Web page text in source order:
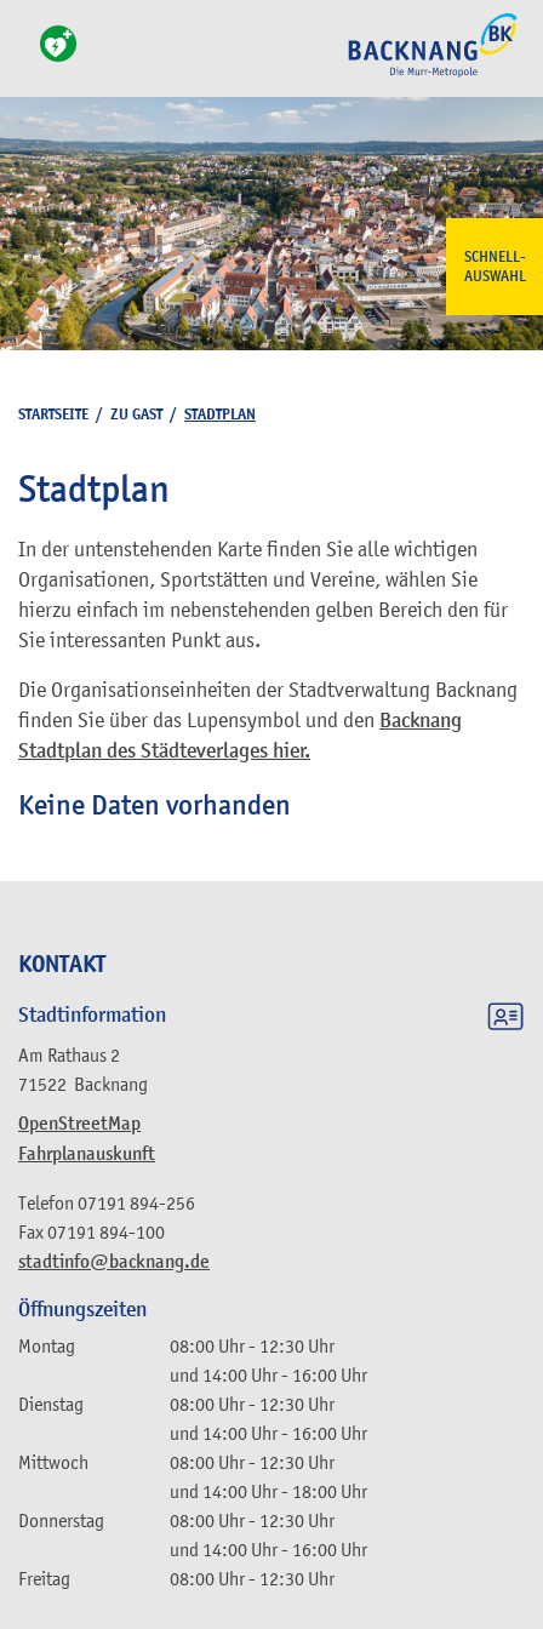
SCHNELL-
AUSWAHL
KONTAKT
Stadtinformation
Am Rathaus 2
71522 Backnang
OpenStreetMap
Fahrplanauskunft
stadtinfo@backnang.de
Telefon 07191 894-256
Fax07191 894-100
Öffnungszeiten
Montag 08:00 Uhr- 12:30 Uhr
und 14:00 Uhr- 16:00 Uhr
Dienstag
08:00 Uhr- 12:30 Uhr
und 14:00 Uhr- 16:00 Uhr
Mittwoch
08:00 Uhr- 12:30 Uhr
und 14:00 Uhr- 18:00 Uhr
Donnerstag
08:00 Uhr- 12:30 Uhr
und 14:00 Uhr- 16:00 Uhr
Freitag
08:00 Uhr- 12:30 Uhr
STARTSEITE / ZU GAST/ STADTPLAN
Stadtplan
In der untenstehenden Karte finden Sie alle wichtigen
Organisationen, Sportstätten und Vereine, wählen Sie
hierzu einfach im nebenstehenden gelben Bereich den für
Sie interessanten Punkt aus.
Die Organisationseinheiten der Stadtverwaltung Backnang
finden Sie über das Lupensymbol und den Backnang
Stadtplan des Städteverlages hier.
Keine Daten vorhanden